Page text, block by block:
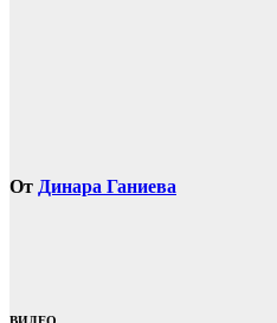
От Динара Ганиева